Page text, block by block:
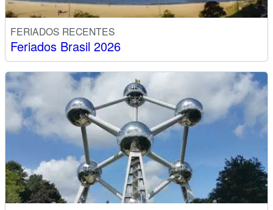
FERIADOS RECENTES
Feriados Brasil 2026